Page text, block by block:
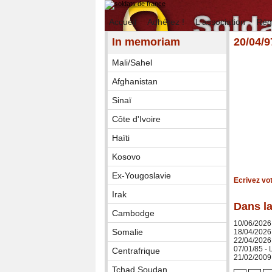
Accueil Adhérez ! L'association
In memoriam
Mali/Sahel
Afghanistan
Sinaï
Côte d'Ivoire
Haïti
Kosovo
Ex-Yougoslavie
Irak
Cambodge
Somalie
Centrafrique
Tchad Soudan
20/04/
Ecrivez
Dans
10/06/
18/04/
22/04/
07/01/85 -
21/02/